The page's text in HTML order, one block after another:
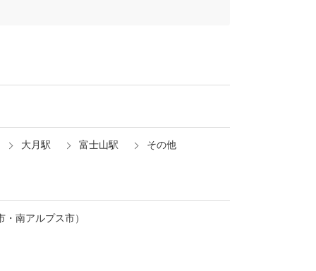
大月駅 富士山駅 その他
南アルプス市）